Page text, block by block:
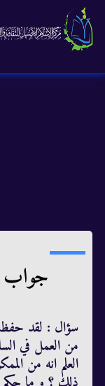
جواب
سؤال : لقد
من العمل في
العلم انه من